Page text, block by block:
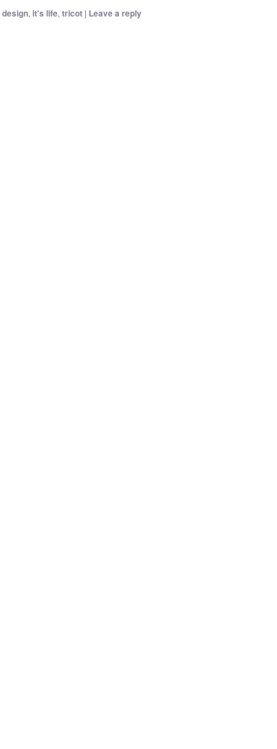
design, it's life, tricot | Leave a reply